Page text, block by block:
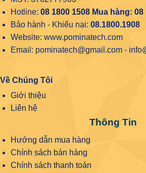
Hotline: 08 1800 1508Mua hàng: 08
Bảo hành - Khiếu nại: 08.1800.1908
Website: www.pominatech.com
Email: pominatech@gmail.com -
Về Chúng Tôi
Giới thiệu
Liên hệ
Thông Tin
Hướng dẫn mua hàng
Chính sách bán hàng
Chính sách thanh toán